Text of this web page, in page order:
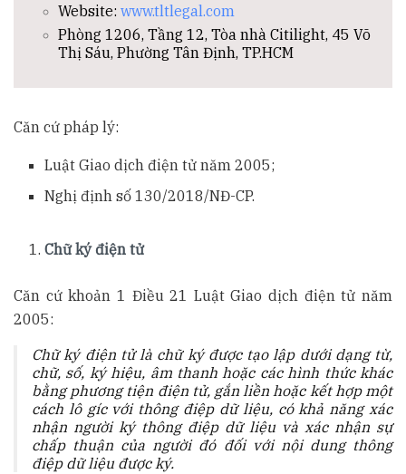
Website:www.tltlegal.com
Phòng 1206, Tầng 12, Tòa nhà Citilight, 45 Võ
Thị Sáu, Phường Tân Định, TP.HCM
Căn cứ pháp lý:
Luật Giao dịch điện tử năm 2005;
Nghị định số 130/2018/NĐ-CP.
Chữ ký điện tử
Căn cứ khoản 1 Điều 21 Luật Giao dịch điện tử năm
2005:
Chữ ký điện tử là chữ ký được tạo lập dưới dạng từ,
chữ, số, ký hiệu, âm thanh hoặc các hình thức khác
bằng phương tiện điện tử, gắn liền hoặc kết hợp một
cách lô gíc với thông điệp dữ liệu, có khả năng xác
nhận người ký thông điệp dữ liệu và xác nhận sự
chấp thuận của người đó đối với nội dung thông
điệp dữ liệu được ký.